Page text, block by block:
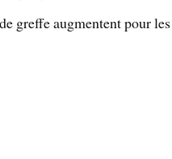
greffe augmentent pour les